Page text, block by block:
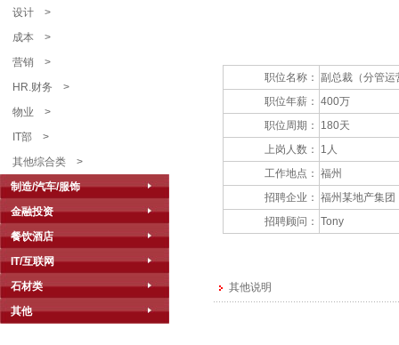
设计 >
成本 >
营销 >
HR.财务 >
物业 >
IT部 >
其他综合类 >
制造/汽车/服饰
金融投资
餐饮酒店
IT/互联网
石材类
其他
职位名称： 副总裁（分管运
职位年薪： 400万
职位周期：
180天
上岗人数：
1人
工作地点： 福州
招聘企业： 福州某地产集团
招聘顾问： Tony
其他说明